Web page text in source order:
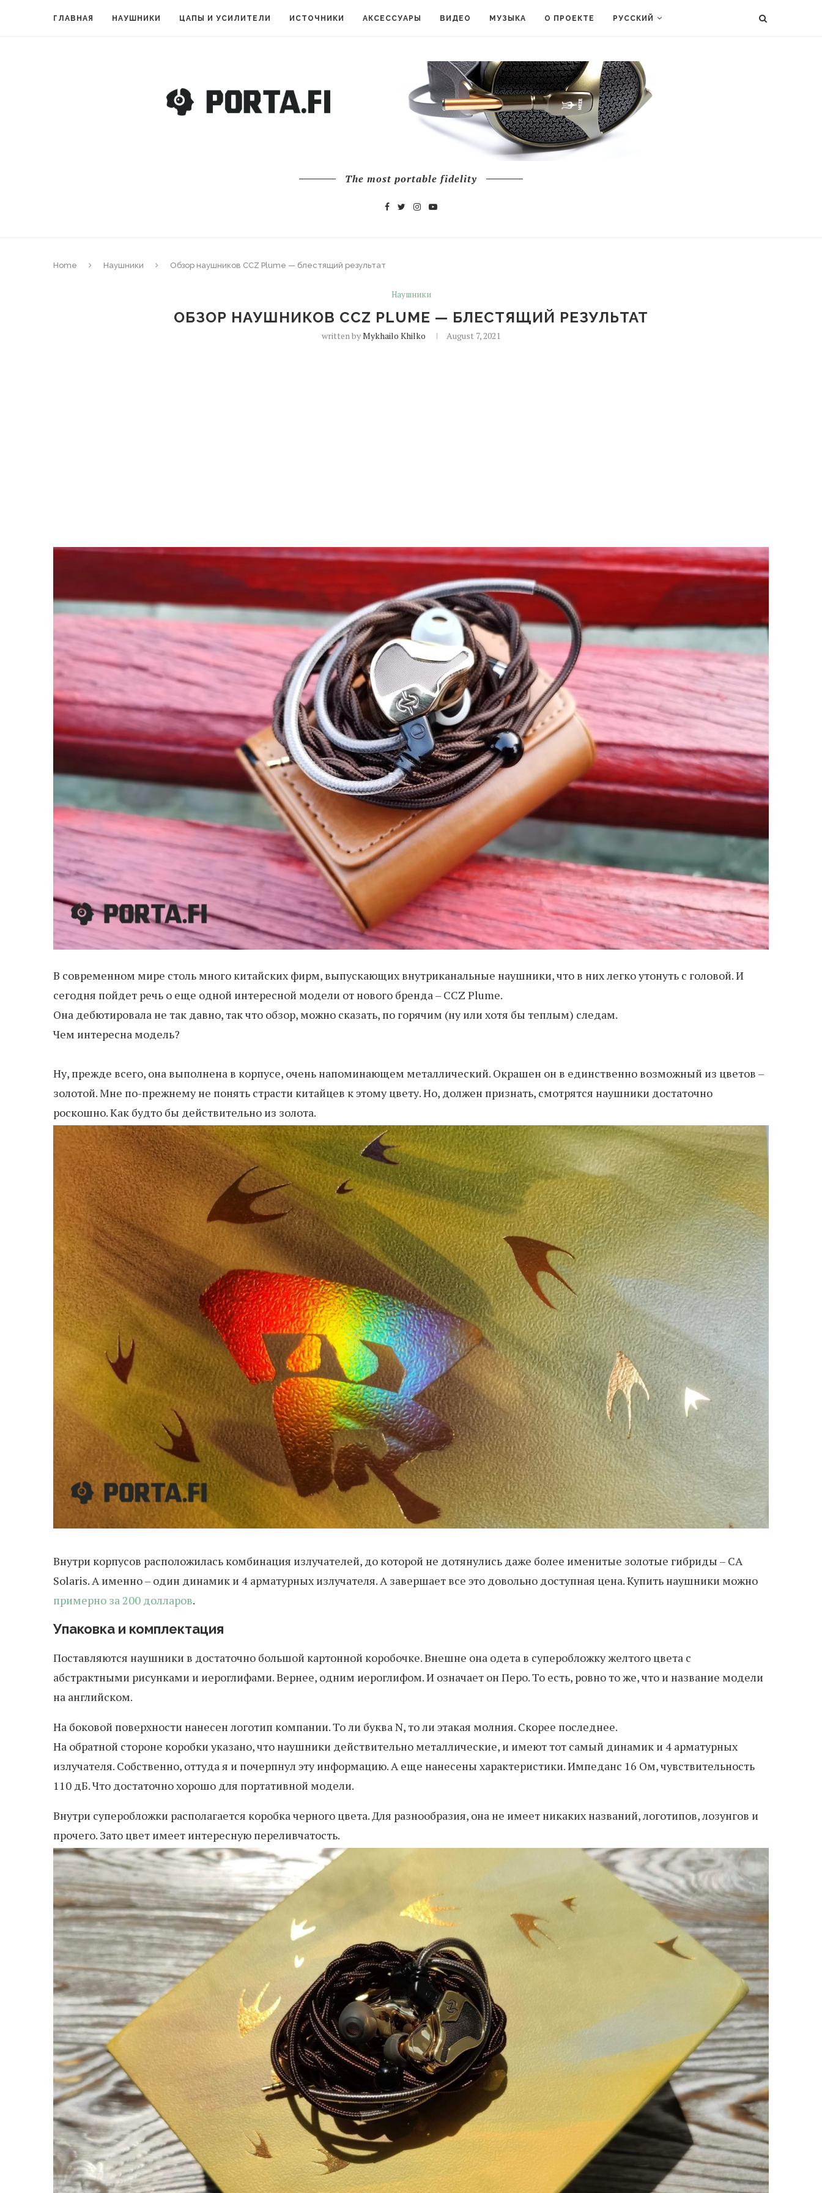
ГЛАВНАЯ НАУШНИКИ ЦАПЫ И УСИЛИТЕЛИ ИСТОЧНИКИ АКСЕССУАРЫ ВИДЕО МУЗЫКА О ПРОЕКТЕ РУССКИЙ
The most portable fidelity
Home Наушники Обзор наушников CCZ Plume — блестящий результат
Наушники
ОБЗОР НАУШНИКОВ CCZ PLUME — БЛЕСТЯЩИЙ РЕЗУЛЬТАТ
written byMykhailo Khilko August 7, 2021
В современном мире столь много китайских фирм, выпускающих внутриканальные наушники, что в них легко утонуть с головой. И
сегодня пойдет речь о еще одной интересной модели от нового бренда – CCZ Plume.
Она дебютировала не так давно, так что обзор, можно сказать, по горячим (ну или хотя бы теплым) следам.
Чем интересна модель?
Ну, прежде всего, она выполнена в корпусе, очень напоминающем металлический. Окрашен он в единственно возможный из цветов –
золотой. Мне по-прежнему не понять страсти китайцев к этому цвету. Но, должен признать, смотрятся наушники достаточно
роскошно. Как будто бы действительно из золота.
Внутри корпусов расположилась комбинация излучателей, до которой не дотянулись даже более именитые золотые гибриды – CA
Solaris. А именно – один динамик и 4 арматурных излучателя. А завершает все это довольно доступная цена. Купить наушники можно
примерно за 200 долларов.
Упаковка и комплектация
Поставляются наушники в достаточно большой картонной коробочке. Внешне она одета в суперобложку желтого цвета с
абстрактными рисунками и иероглифами. Вернее, одним иероглифом. И означает он Перо. То есть, ровно то же, что и название модели
на английском.
На боковой поверхности нанесен логотип компании. То ли буква N, то ли этакая молния. Скорее последнее.
На обратной стороне коробки указано, что наушники действительно металлические, и имеют тот самый динамик и 4 арматурных
излучателя. Собственно, оттуда я и почерпнул эту информацию. А еще нанесены характеристики. Импеданс 16 Ом, чувствительность
110 дБ. Что достаточно хорошо для портативной модели.
Внутри суперобложки располагается коробка черного цвета. Для разнообразия, она не имеет никаких названий, логотипов, лозунгов и
прочего. Зато цвет имеет интересную переливчатость.